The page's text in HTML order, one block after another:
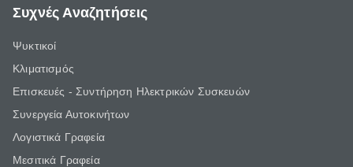
Συχνές Αναζητήσεις
Ψυκτικοί
Κλιματισμός
Επισκευές - Συντήρηση Ηλεκτρικών Συσκευών
Συνεργεία Αυτοκινήτων
Λογιστικά Γραφεία
Μεσιτικά Γραφεία